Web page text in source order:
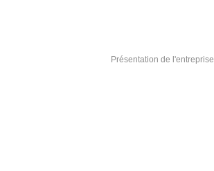
Présentation de l'entreprise